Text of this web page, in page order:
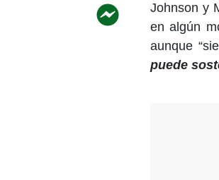
Johnson y
en algún
aunque
puede